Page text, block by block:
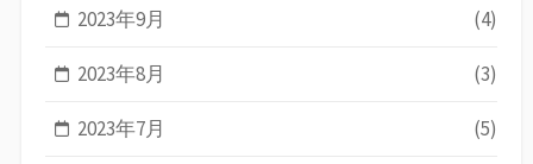
2023年9月 (4)
2023年8月 (3)
2023年7月 (5)